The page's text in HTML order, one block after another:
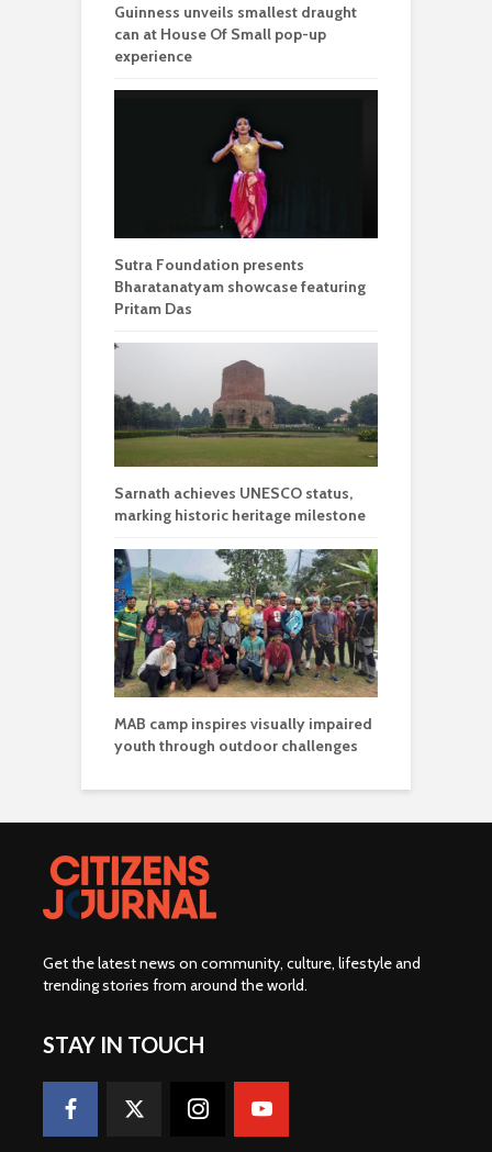
Guinness unveils smallest draught
can at House Of Small pop-up
experience
Sutra Foundation presents
Bharatanatyam showcase featuring
Pritam Das
Sarnath achieves UNESCO status,
marking historic heritage milestone
MAB camp inspires visually impaired
youth through outdoor challenges
Get the latest news on community, culture, lifestyle and
trending stories from around the world.
STAY IN TOUCH